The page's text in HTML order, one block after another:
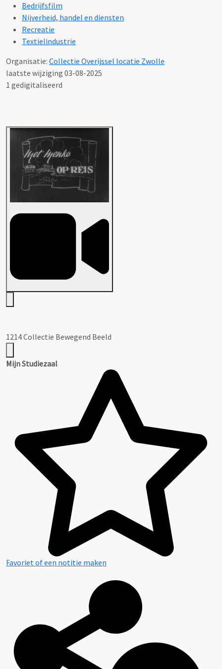
Bedrijfsfilm
Nijverheid, handel en diensten
Recreatie
Textielindustrie
Organisatie: Collectie Overijssel locatie Zwolle
laatste wijziging 03-08-2025
1 gedigitaliseerd
1214 Collectie Bewegend Beeld
Mijn Studiezaal
Favoriet of een notitie maken